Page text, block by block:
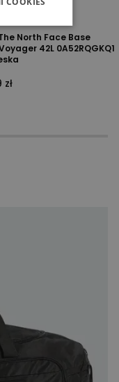
North Face Base
42L 0A52RQGKQ1